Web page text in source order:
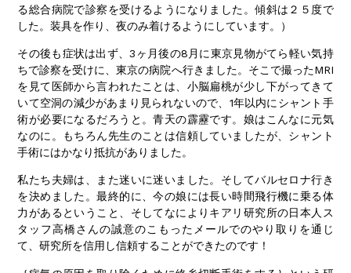
る総合病院で診察を受けるようになりました。傾斜は２５度で
した。装具を作り、夜のみ着けるようにしています。）
その後も症状は出ず、3ヶ月後の8月に東京見物がてら軽い気持
ちで診察を受けに、東京の病院へ行きました。そこで撮ったMRI
を見て医師から言われたことは、小脳扁桃が少し下がってきて
いて空洞の減少があまり見られないので、1年以内にシャント手
術が必要になるだろうと。青天の霹靂です。娘はこんなに元気
なのに。もちろん先生のことは信頼していましたが、シャント
手術にはかなり抵抗がありました。
私たち夫婦は、また迷いに迷いました。そしてバルセロナ行き
を決めました。最終的に、今の娘には長い時間飛行機に乗る体
力があるということ、そしてなによりキアリ研究所の日本人ス
タッフ高橋さんの誠意のこもったメールでのやり取りを通じ
て、研究所を信用し信頼することができたのです！